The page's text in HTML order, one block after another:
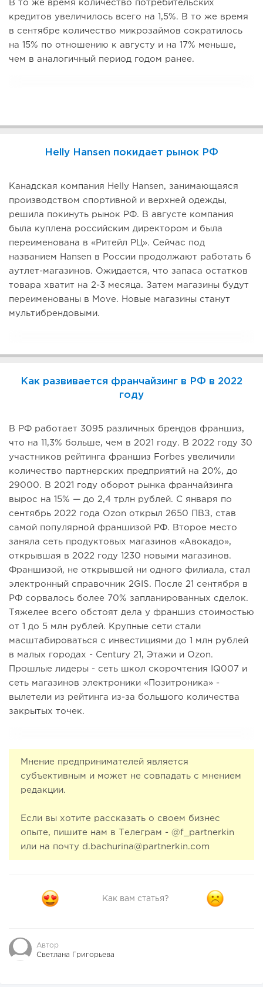
В то же время количество потребительских
кредитов увеличилось всего на 1,5%. В то же время
в сентябре количество микрозаймов сократилось
на 15% по отношению к августу и на 17% меньше,
чем в аналогичный период годом ранее.
Helly Hansen покидает рынок РФ
Канадская компания Helly Hansen, занимающаяся
производством спортивной и верхней одежды,
решила покинуть рынок РФ. В августе компания
была куплена российским директором и была
переименована в «Ритейл РЦ». Сейчас под
названием Hansen в России продолжают работать 6
аутлет-магазинов. Ожидается, что запаса остатков
товара хватит на 2-3 месяца. Затем магазины будут
переименованы в Move. Новые магазины станут
мультибрендовыми.
Как развивается франчайзинг в РФ в 2022
году
В РФ работает 3095 различных брендов франшиз,
что на 11,3% больше, чем в 2021 году. В 2022 году 30
участников рейтинга франшиз Forbes увеличили
количество партнерских предприятий на 20%, до
29000. В 2021 году оборот рынка франчайзинга
вырос на 15% — до 2,4 трлн рублей. С января по
сентябрь 2022 года Ozon открыл 2650 ПВЗ, став
самой популярной франшизой РФ. Второе место
заняла сеть продуктовых магазинов «Авокадо»,
открывшая в 2022 году 1230 новыми магазинов.
Франшизой, не открывшей ни одного филиала, стал
электронный справочник 2GIS. После 21 сентября в
РФ сорвалось более 70% запланированных сделок.
Тяжелее всего обстоят дела у франшиз стоимостью
от 1 до 5 млн рублей. Крупные сети стали
масштабироваться с инвестициями до 1 млн рублей
в малых городах - Century 21, Этажи и Ozon.
Прошлые лидеры - сеть школ скорочтения IQ007 и
сеть магазинов электроники «Позитроника» -
вылетели из рейтинга из-за большого количества
закрытых точек.
Мнение предпринимателей является
субъективным и может не совпадать с мнением
редакции.
Если вы хотите рассказать о своем бизнес
опыте, пишите нам в Телеграм - @f_partnerkin
или на почту d.bachurina@partnerkin.com
Как вам статья?
Автор
Светлана Григорьева